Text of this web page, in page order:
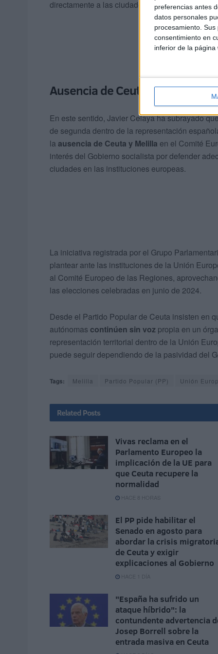
preferencias antes
datos personales
procesamiento.
consentimiento en
inferior de la página
directamente a las ciudades autónomas.
Ausencia de Ceuta y Melilla
En este sentido, Javier Celaya ha subrayado
de segunda dentro de la representación
la ausencia de Ceuta y Melilla en el Comité
interés del Gobierno socialista por defender
ciudades en las instituciones europeas.
La iniciativa registrada por el Grupo
plantear ante las instituciones de la Unión
al Comité Europeo de las Regiones,
las elecciones celebradas en junio de 2024.
Desde el Partido Popular de Ceuta insisten en
autónomas continúen sin voz propia en un
representación territorial dentro de la Unión
puede seguir dependiendo de la pasividad del
Tags: Melilla Partido Popular (PP) Unión
Related Posts
Vivas reclama en el
Parlamento Europeo la
implicación de la UE para
que Ceuta recupere la
normalidad
HACE 8 HORAS
El PP pide habilitar el
Senado en agosto para
abordar la crisis
de Ceuta y exigir
explicaciones al Gobierno
HACE 1 DÍA
"España ha sufrido un
ataque híbrido": la
contundente advertencia
Josep Borrell sobre la
entrada masiva en Ceuta